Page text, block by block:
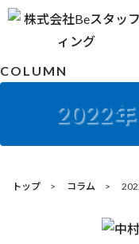
COLUMN
2022
トップ コラム